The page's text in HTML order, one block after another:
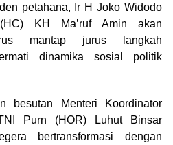
petahana, Ir H Joko Widodo
KH Ma’ruf Amin akan
mantap jurus langkah
dinamika sosial politik
besutan Menteri Koordinator
Purn (HOR) Luhut Binsar
bertransformasi dengan